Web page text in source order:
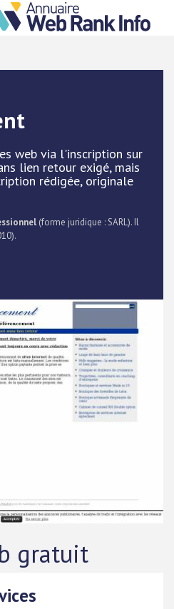
web via l'inscription sur
lien retour exigé, mais
rédigée, originale
(forme juridique : SARL). Il
gratuit